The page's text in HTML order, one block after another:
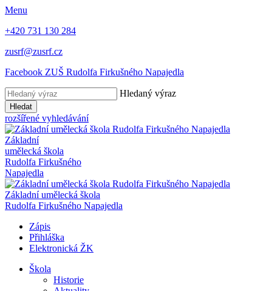
Menu
+420 731 130 284
zusrf@zusrf.cz
Facebook ZUŠ Rudolfa Firkušného Napajedla
Hledaný výraz
Hledat
rozšířené vyhledávání
Základní
umělecká škola
Rudolfa Firkušného
Napajedla
Základní umělecká škola
Rudolfa Firkušného Napajedla
Zápis
Přihláška
Elektronická ŽK
Škola
Historie